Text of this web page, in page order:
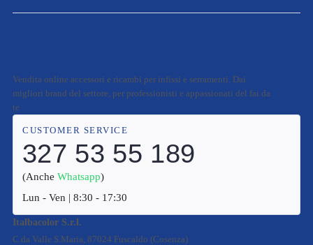
Vendita online accessori e ricambi per infissi e serramenti. Dai
migliori brand del settore, per professionisti e appassionati del fai da
te
CUSTOMER SERVICE
327 53 55 189
(AncheWhatsapp)
Lun - Ven | 8:30 - 17:30
Italbacolor S.r.l.
C.da Valle S.Maria, 87024 Fuscaldo (Cosenza)